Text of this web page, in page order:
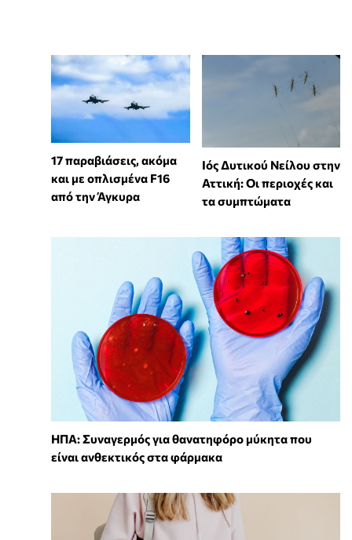
17 παραβιάσεις, ακόμα
και με οπλισμένα F16
από την Άγκυρα
Ιός Δυτικού Νείλου στην
Αττική: Οι περιοχές και
τα συμπτώματα
ΗΠΑ: Συναγερμός για θανατηφόρο μύκητα που
είναι ανθεκτικός στα φάρμακα